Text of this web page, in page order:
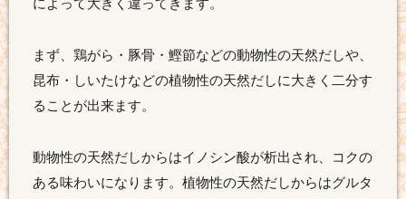
によって大きく違ってきます。
まず、鶏がら・豚骨・鰹節などの動物性の天然だしや、
昆布・しいたけなどの植物性の天然だしに大きく二分す
ることが出来ます。
動物性の天然だしからはイノシン酸が析出され、コクの
ある味わいになります。植物性の天然だしからはグルタ